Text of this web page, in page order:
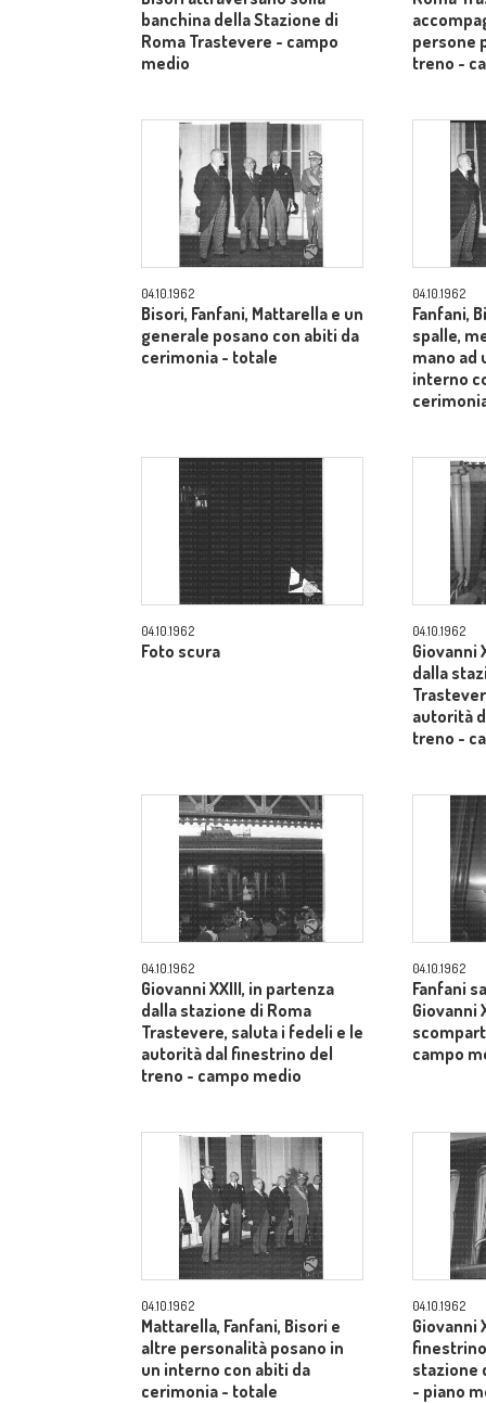
banchina della Stazione di
Roma Trastevere - campo
medio
persone
treno -
04.10.1962
Bisori, Fanfani, Mattarella e un
generale posano con abiti da
cerimonia - totale
04.10.1962
Fanfani,
spalle,
mano ad
interno
04.10.1962
Foto scura
04.10.1962
Giovanni
dalla
autorità
treno -
04.10.1962
Giovanni XXIII, in partenza
dalla stazione di Roma
Trastevere, saluta i fedeli e le
autorità dal finestrino del
treno - campo medio
04.10.1962
Fanfani
Giovanni
campo
04.10.1962
Mattarella, Fanfani, Bisori e
altre personalità posano in
un interno con abiti da
cerimonia - totale
04.10.1962
Giovanni
stazione
- piano